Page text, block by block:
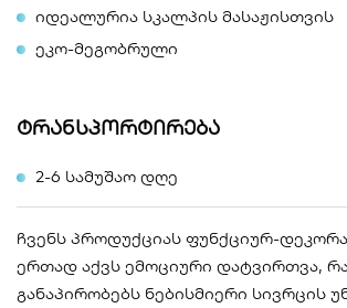
იდეალურია სკალპის მასაჟისთვის
ეკო-მეგობრული
ტრანსპორტირება
2-6 სამუშაო დღე
ჩვენს პროდუქციას ფუნქციურ-
ერთად აქვს ემოციური დატვირთვა,
განაპირობებს ნებისმიერი სივრცის